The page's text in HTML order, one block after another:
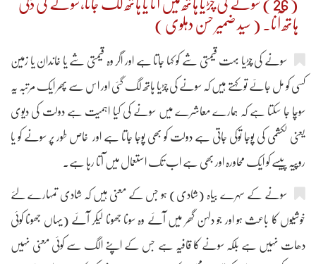
( 26 ) سونے کی چڑیا ہاتھ میں آنا یا ہاتھ لگ جانا،سونے کی ڈلی
ہاتھ آنا۔ ( سید ضمیر حسن دہلوی )
سونے کی چڑیا بہت قیمتی شے کو کہا جاتا ہے اور اگر وہ قیمتی شے یا خاندان یا زمین
کسی کو مل جائے تو کہتے ہیں کہ سونے کی چڑیا ہاتھ لگ گئی اور اس سے پھر ایک مرتبہ یہ
سوچا جا سکتا ہے کہ ہمارے معاشرے میں سونے کی کیا اہمیت ہے دولت کی دیوی
یعنی لکشمی کی پوجا توکی جاتی ہے دولت کو بھی پوجا جاتا ہے اور خاص طور پر سونے کو یا
روپیہ پیسے کو ایک محاورہ اور بھی ہے اب تک استعمال میں آتا رہا ہے۔
سونے کے سہرے بیاہ (شادی) ہو جس کے معنی ہیں کہ شادی تمہارے لئے
خوشیوں کا باعث ہو اور جو دلہن گھر میں آئے وہ سونا جھونا لیکر آئے (یہاں جھونا کوئی
دھات نہیں ہے بلکہ سونے کا قافیہ ہے جس کے اپنے الگ سے کوئی معنی نہیں